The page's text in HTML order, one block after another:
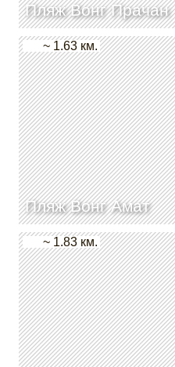
Пляж Вонг Прачан
Пляж Вонг Амат
~ 1.63 км.
~ 1.83 км.